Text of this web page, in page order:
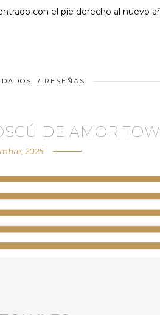
con el pie derecho al nuevo
/ RESEÑAS
DE AMOR
2025